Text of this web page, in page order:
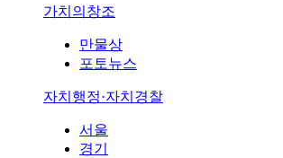
가치의창조
만물상
포토뉴스
자치행정·자치경찰
서울
경기